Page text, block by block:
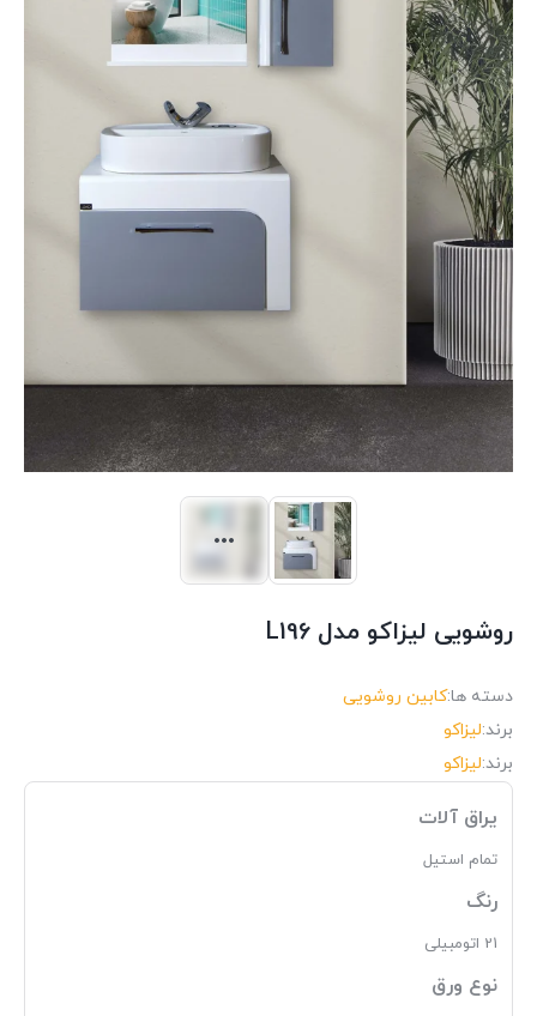
روشویی لیزاکو مدل L196
دسته ها:کابین روشویی
برند:لیزاکو
برند:لیزاکو
یراق آلات
تمام استیل
رنگ
21 اتومبیلی
نوع ورق